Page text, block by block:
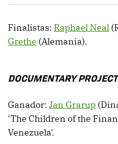
Finalistas: Raphael Neal
Grethe (Alemania).
DOCUMENTARY
Ganador: Jan Grarup
'The Children of the
Venezuela'.